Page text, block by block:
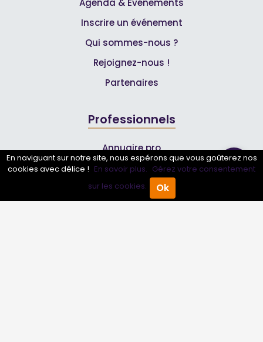
Annuaire Pro Agenda
Agenda & Événements
Inscrire un événement
Qui sommes-nous ?
Rejoignez-nous !
Partenaires
Professionnels
Annuaire pro
Inscrire mon entreprise
Les Abonnements Pros
En naviguant sur notre site, nous espérons que vous goûterez nos
cookies avec délice ! En savoir plus. Gérez votre consentement
sur les cookies.
Ok